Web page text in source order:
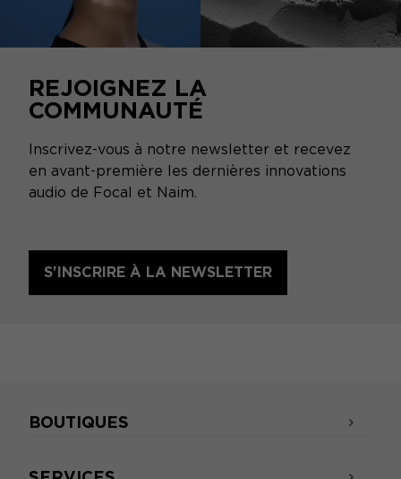
REJOIGNEZ LA
COMMUNAUTÉ
Inscrivez-vous à notre newsletter et recevez
en avant-première les dernières innovations
audio de Focal et Naim.
S'INSCRIRE À LA NEWSLETTER
BOUTIQUES